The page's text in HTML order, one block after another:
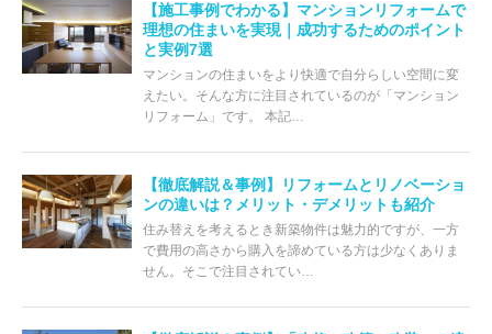
【施工事例でわかる】マンションリフォームで
理想の住まいを実現｜成功するためのポイント
と実例7選
マンションの住まいをより快適で自分らしい空間に変
えたい。そんな方に注目されているのが「マンション
リフォーム」です。 本記…
【徹底解説＆事例】リフォームとリノベーショ
ンの違いは？メリット・デメリットも紹介
住み替えを考えるとき新築物件は魅力的ですが、一方
で費用の高さから購入を諦めている方は少なくありま
せん。そこで注目されてい…